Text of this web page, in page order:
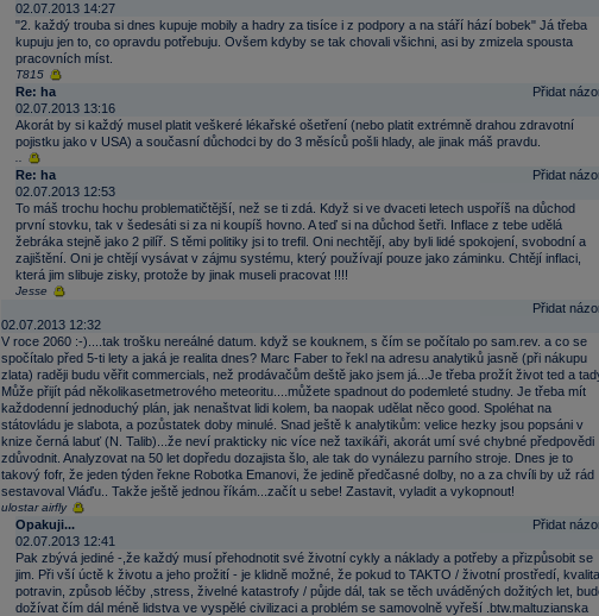
02.07.2013 14:27
"2. každý trouba si dnes kupuje mobily a hadry za tisíce i z podpory a na stáří hází bobek" Já třeba
kupuju jen to, co opravdu potřebuju. Ovšem kdyby se tak chovali všichni, asi by zmizela spousta
pracovních míst.
T815
Přidat
Re: ha
02.07.2013 13:16
Akorát by si každý musel platit veškeré lékařské ošetření (nebo platit extrémně drahou zdravotní
pojistku jako v USA) a současní důchodci by do 3 měsíců pošli hlady, ale jinak máš pravdu.
Přidat
Re: ha
02.07.2013 12:53
To máš trochu hochu problematičtější, než se ti zdá. Když si ve dvaceti letech uspoříš na důchod
první stovku, tak v šedesáti si za ni koupíš hovno. A teď si na důchod šetři. Inflace z tebe udělá
žebráka stejně jako 2 pilíř. S těmi politiky jsi to trefil. Oni nechtějí, aby byli lidé spokojení, svobodní a
zajištění. Oni je chtějí vysávat v zájmu systému, který používají pouze jako záminku. Chtějí inflaci,
která jim slibuje zisky, protože by jinak museli pracovat !!!!
Jesse
Přidat
02.07.2013 12:32
V roce 2060 :-)....tak trošku nereálné datum. když se kouknem, s čím se počítalo po sam.rev. a co se
spočítalo před 5-ti lety a jaká je realita dnes? Marc Faber to řekl na adresu analytiků jasně (při nákupu
zlata) raději budu věřit commercials, než prodávačům deště jako jsem já...Je třeba prožít život ted a
Může přijít pád několikasetmetrového meteoritu....můžete spadnout do podemleté studny. Je třeba mít
každodenní jednoduchý plán, jak nenaštvat lidi kolem, ba naopak udělat něco good. Spoléhat na
státovládu je slabota, a pozůstatek doby minulé. Snad ještě k analytikům: velice hezky jsou popsáni v
knize černá labuť (N. Talib)...že neví prakticky nic více než taxikáři, akorát umí své chybné předpovědi
zdůvodnit. Analyzovat na 50 let dopředu dozajista šlo, ale tak do vynálezu parního stroje. Dnes je to
takový fofr, že jeden týden řekne Robotka Emanovi, že jedině předčasné dolby, no a za chvíli by už rád
sestavoval Vláďu.. Takže ještě jednou říkám...začít u sebe! Zastavit, vyladit a vykopnout!
ulostar airfly
Přidat
Opakuji...
02.07.2013 12:41
Pak zbývá jediné -,že každý musí přehodnotit své životní cykly a náklady a potřeby a přizpůsobit se
jim. Při vší úctě k životu a jeho prožití - je klidně možné, že pokud to TAKTO / životní prostředí, kvalita
potravin, způsob léčby ,stress, živelné katastrofy / půjde dál, tak se těch uváděných dožitých let,
dožívat čím dál méně lidstva ve vyspělé civilizaci a problém se samovolně vyřeší .btw.maltuzianska